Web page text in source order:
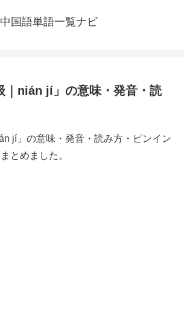
中国語単語一覧ナビ
｜nián jí」の意味・発音・読
jí」の意味・発音・読み方・ピンイン
とめました。